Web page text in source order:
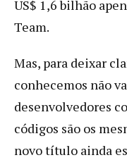
US$ 1,6 bilhão
Team.
Mas, para deixar
conhecemos não
desenvolvedores
códigos são os
novo título ainda